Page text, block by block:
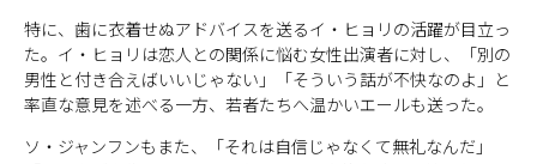
特に、歯に衣着せぬアドバイスを送るイ・ヒョリの活躍が目立っ
た。イ・ヒョリは恋人との関係に悩む女性出演者に対し、「別の
男性と付き合えばいいじゃない」「そういう話が不快なのよ」と
率直な意見を述べる一方、若者たちへ温かいエールも送った。
ソ・ジャンフンもまた、「それは自信じゃなくて無礼なんだ」